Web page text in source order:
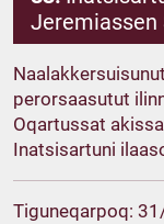
Jeremiassen
perorsaasutut
Oqartussat
Inatsisartuni
Tiguneqarpoq: